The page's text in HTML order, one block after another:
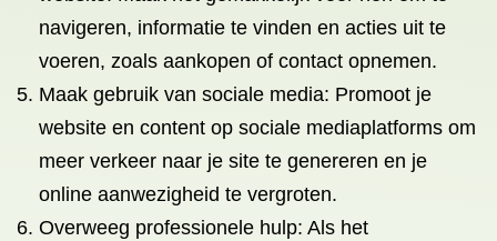
navigeren, informatie te vinden en acties uit te
voeren, zoals aankopen of contact opnemen.
Maak gebruik van sociale media: Promoot je
website en content op sociale mediaplatforms om
meer verkeer naar je site te genereren en je
online aanwezigheid te vergroten.
Overweeg professionele hulp: Als het